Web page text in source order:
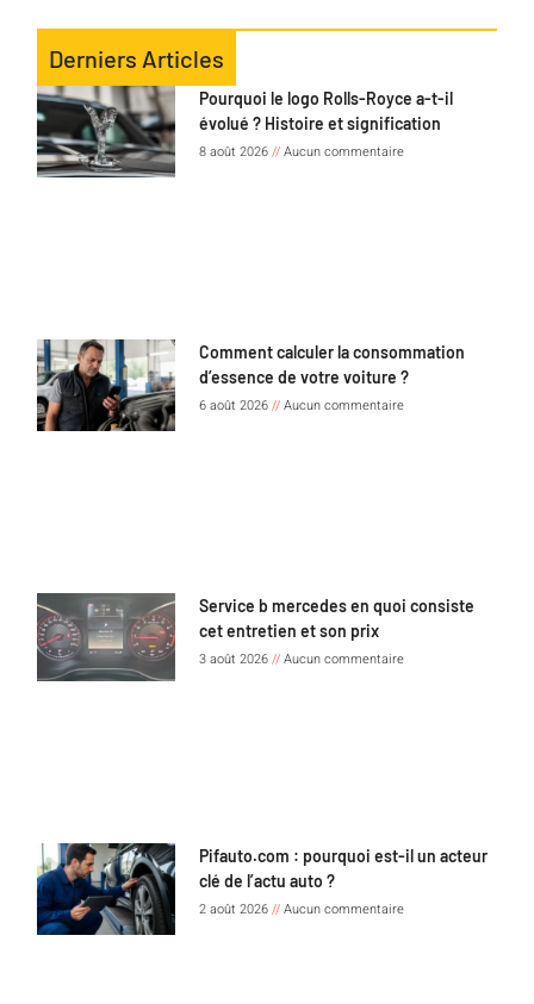
Derniers Articles
Pourquoi le logo Rolls-Royce a-t-il
évolué ? Histoire et signification
8 août 2026 Aucun commentaire
Comment calculer la consommation
d’essence de votre voiture ?
6 août 2026 Aucun commentaire
Service b mercedes en quoi consiste
cet entretien et son prix
3 août 2026 Aucun commentaire
Pifauto.com : pourquoi est-il un acteur
clé de l’actu auto ?
2 août 2026 Aucun commentaire